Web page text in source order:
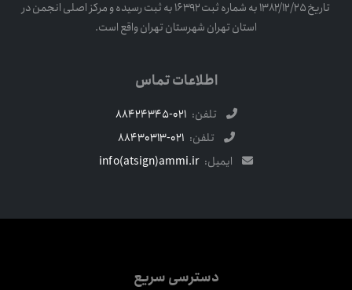
تاریخ ۱۳۸۲/۱۲/۲۵ به شماره ثبت ۱۶۳۹۲ به ثبت رسیده و مرکز اصلی انجمن در
استان تهران شهرستان تهران واقع است.
اطلاعات تماس
تلفن: 021-88424345
تلفن: 021-88430313
ایمیل: info(atsign)ammi.ir
دسترسی سریع